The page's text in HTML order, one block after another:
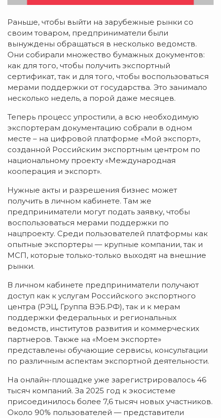
Раньше, чтобы выйти на зарубежные рынки со
своим товаром, предприниматели были
вынуждены обращаться в несколько ведомств.
Они собирали множество бумажных документов:
как для того, чтобы получить экспортный
сертификат, так и для того, чтобы воспользоваться
мерами поддержки от государства. Это занимало
несколько недель, а порой даже месяцев.
Теперь процесс упростили, а всю необходимую
экспортерам документацию собрали в одном
месте – на цифровой платформе «Мой экспорт»,
созданной Российским экспортным центром по
национальному проекту «Международная
кооперация и экспорт».
Нужные акты и разрешения бизнес может
получить в личном кабинете. Там же
предприниматели могут подать заявку, чтобы
воспользоваться мерами поддержки по
нацпроекту. Среди пользователей платформы как
опытные экспортеры — крупные компании, так и
МСП, которые только-только выходят на внешние
рынки.
В личном кабинете предприниматели получают
доступ как к услугам Российского экспортного
центра (РЭЦ, Группа ВЭБ.РФ), так и к мерам
поддержки федеральных и региональных
ведомств, институтов развития и коммерческих
партнеров. Также на «Моем экспорте»
представлены обучающие сервисы, консультации
по различным аспектам экспортной деятельности.
На онлайн-площадке уже зарегистрировалось 46
тысяч компаний. За 2025 год к экосистеме
присоединилось более 7,6 тысяч новых участников.
Около 90% пользователей — представители